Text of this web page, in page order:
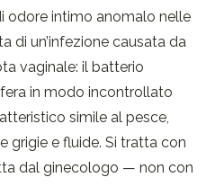
odore intimo anomalo nelle
di un’infezione causata da
vaginale: il batterio
in modo incontrollato
simile al pesce,
grigie e fluide. Si tratta con
dal ginecologo — non con